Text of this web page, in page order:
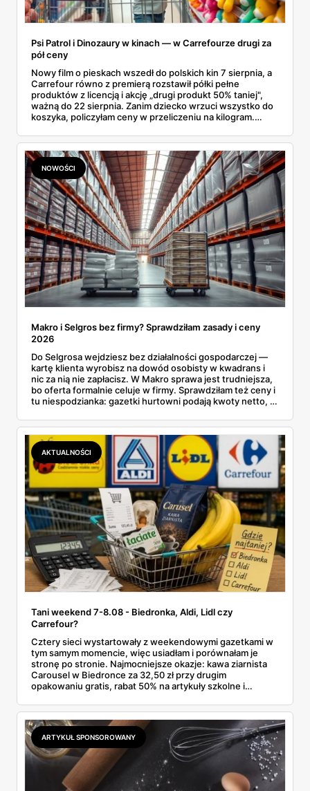
Psi Patrol i Dinozaury w kinach — w Carrefourze drugi za
pół ceny
Nowy film o pieskach wszedł do polskich kin 7 sierpnia, a
Carrefour równo z premierą rozstawił półki pełne
produktów z licencją i akcję „drugi produkt 50% taniej",
ważną do 22 sierpnia. Zanim dziecko wrzuci wszystko do
koszyka, policzyłam ceny w przeliczeniu na kilogram.
prawie 140 zł za kilogram, ale lody do mrożenia i rurki
waflowe bronią się nawet bez rabatu.
NOWOŚCI
Makro i Selgros bez firmy? Sprawdziłam zasady i ceny
2026
Do Selgrosa wejdziesz bez działalności gospodarczej —
kartę klienta wyrobisz na dowód osobisty w kwadrans i
nic za nią nie zapłacisz. W Makro sprawa jest trudniejsza,
bo oferta formalnie celuje w firmy. Sprawdziłam też ceny i
tu niespodzianka: gazetki hurtowni podają kwoty netto, a
zawsze wygrywa — ta sama kawa ziarnista kosztuje w
Makro ponad dwa razy więcej niż w weekendowej
promocji dyskontu.
AKTUALNOŚCI
Tani weekend 7-8.08 - Biedronka, Aldi, Lidl czy
Carrefour?
Cztery sieci wystartowały z weekendowymi gazetkami w
tym samym momencie, więc usiadłam i porównałam je
stronę po stronie. Najmocniejsze okazje: kawa ziarnista
Carousel w Biedronce za 32,50 zł przy drugim
opakowaniu gratis, rabat 50% na artykuły szkolne i
2,99 zł za kilogram, ale wyłącznie w sobotę z aplikacją. Aldi
odpowiada masłem za 2,99 zł. Werdykt w skrócie:
najwięcej wyciśniesz z Biedronki, po świeże warzywa jedź
do Aldi.
ARTYKUŁ SPONSOROWANY